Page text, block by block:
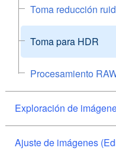
Toma reducción
Toma para HDR
Procesamiento
Exploración de
Ajuste de imágenes